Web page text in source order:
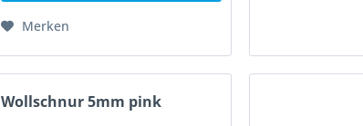
Merken
Wollschnur 5mm pink